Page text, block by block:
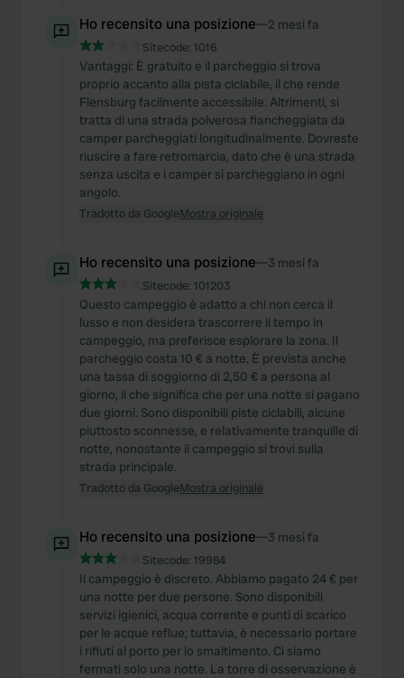
Ho recensito una posizione—2 mesi fa
Sitecode: 1016
Vantaggi: È gratuito e il parcheggio si trova
proprio accanto alla pista ciclabile, il che rende
Flensburg facilmente accessibile. Altrimenti, si
tratta di una strada polverosa fiancheggiata da
camper parcheggiati longitudinalmente. Dovreste
riuscire a fare retromarcia, dato che è una strada
senza uscita e i camper si parcheggiano in ogni
angolo.
Tradotto da GoogleMostra originale
Ho recensito una posizione—3 mesi fa
Sitecode: 101203
Questo campeggio è adatto a chi non cerca il
lusso e non desidera trascorrere il tempo in
campeggio, ma preferisce esplorare la zona. Il
parcheggio costa 10 € a notte. È prevista anche
una tassa di soggiorno di 2,50 € a persona al
giorno, il che significa che per una notte si pagano
due giorni. Sono disponibili piste ciclabili, alcune
piuttosto sconnesse, e relativamente tranquille di
notte, nonostante il campeggio si trovi sulla
strada principale.
Tradotto da GoogleMostra originale
Ho recensito una posizione—3 mesi fa
Sitecode: 19984
Il campeggio è discreto. Abbiamo pagato 24 € per
una notte per due persone. Sono disponibili
servizi igienici, acqua corrente e punti di scarico
per le acque reflue; tuttavia, è necessario portare
i rifiuti al porto per lo smaltimento. Ci siamo
fermati solo una notte. La torre di osservazione è